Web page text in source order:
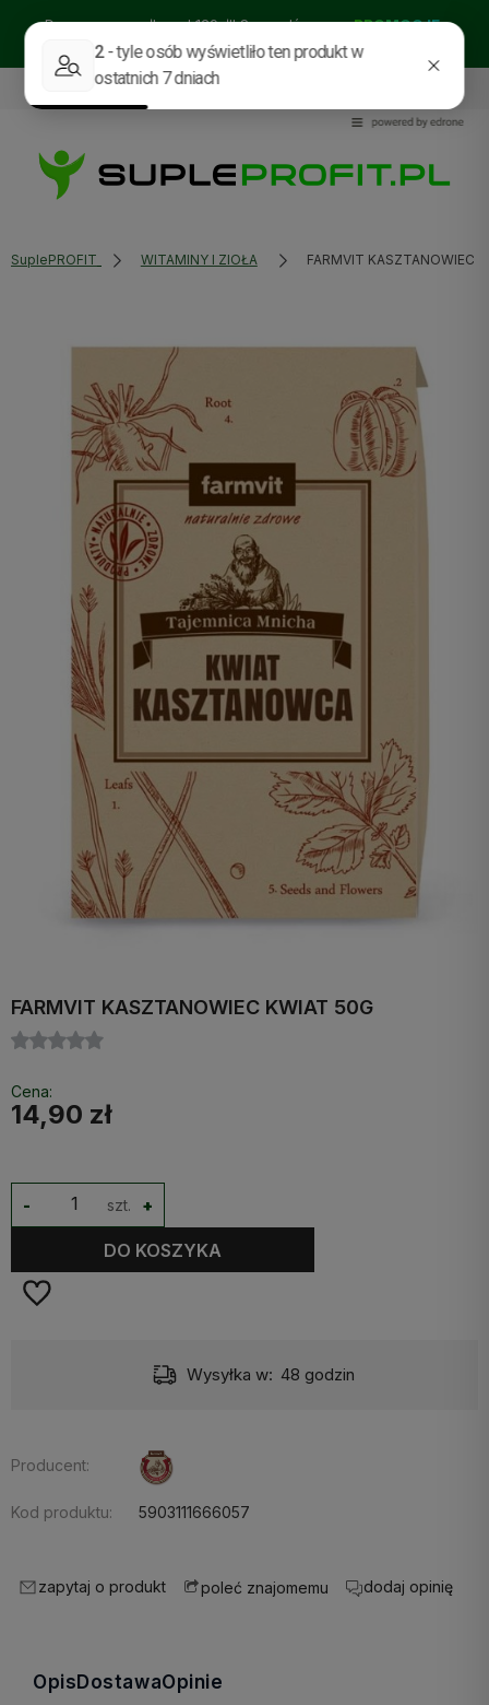
Darmowa wysyłka od 129zł!! Sprawdź nasze:PROMOCJE
BESTSELLERY
NOWOŚCI
535114318
SuplePROFIT WITAMINY I ZIOŁA FARMVIT KASZTANOWIEC
FARMVIT KASZTANOWIEC KWIAT 50G
Cena:
14,90 zł
szt. +
-
DO KOSZYKA
Wysyłka w: 48 godzin
Producent:
Kod produktu: 5903111666057
zapytaj o produkt poleć znajomemu dodaj opinię
Opis DostawaOpinie